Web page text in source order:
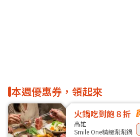
本週優惠券，領起來
火鍋吃到飽８折
高雄
Smile One精緻涮涮鍋